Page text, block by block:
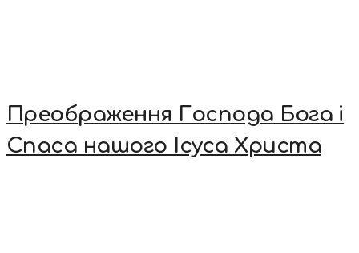
Преображення Господа Бога і
Спаса нашого Ісуса Христа